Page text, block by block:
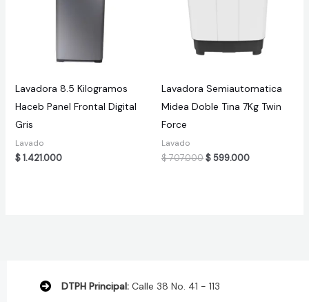
Lavadora 8.5 Kilogramos
Haceb Panel Frontal Digital
Gris
Lavado
$1.421.000
Lavadora Semiautomatica
Midea Doble Tina 7Kg Twin
Force
Lavado
$707.000Original
$ 599.000Current
DTPH Principal: Calle 38 No. 41 - 113